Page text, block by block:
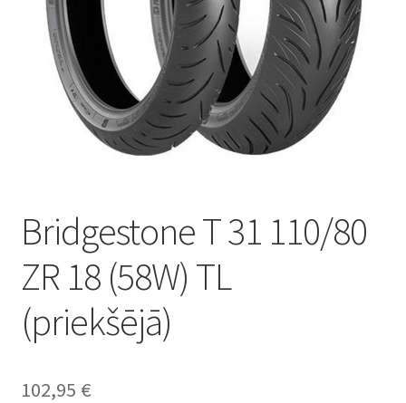
Bridgestone T 31 110/80
ZR 18 (58W) TL
(priekšējā)
102,95 €